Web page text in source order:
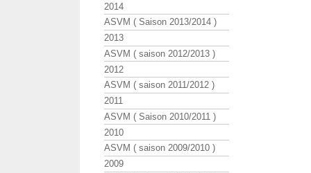
2014
ASVM ( Saison 2013/2014 )
2013
ASVM ( saison 2012/2013 )
2012
ASVM ( saison 2011/2012 )
2011
ASVM ( Saison 2010/2011 )
2010
ASVM ( saison 2009/2010 )
2009